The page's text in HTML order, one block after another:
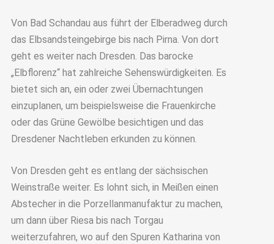
Von Bad Schandau aus führt der Elberadweg durch
das Elbsandsteingebirge bis nach Pirna. Von dort
geht es weiter nach Dresden. Das barocke
„Elbflorenz“ hat zahlreiche Sehenswürdigkeiten. Es
bietet sich an, ein oder zwei Übernachtungen
einzuplanen, um beispielsweise die Frauenkirche
oder das Grüne Gewölbe besichtigen und das
Dresdener Nachtleben erkunden zu können.
Von Dresden geht es entlang der sächsischen
Weinstraße weiter. Es lohnt sich, in Meißen einen
Abstecher in die Porzellanmanufaktur zu machen,
um dann über Riesa bis nach Torgau
weiterzufahren, wo auf den Spuren Katharina von